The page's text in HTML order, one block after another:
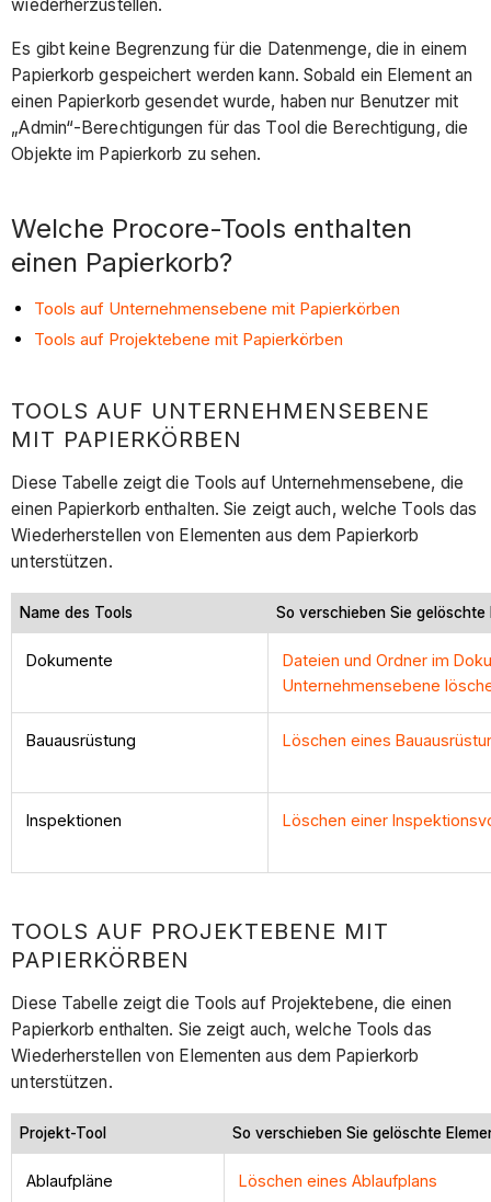
wiederherzustellen.
Es gibt keine Begrenzung für die Datenmenge, die in einem
Papierkorb gespeichert werden kann. Sobald ein Element an
einen Papierkorb gesendet wurde, haben nur Benutzer mit
„Admin“-Berechtigungen für das Tool die Berechtigung, die
Objekte im Papierkorb zu sehen.
Welche Procore-Tools enthalten
einen Papierkorb?
Tools auf Unternehmensebene mit Papierkörben
Tools auf Projektebene mit Papierkörben
TOOLS AUF UNTERNEHMENSEBENE
MIT PAPIERKÖRBEN
Diese Tabelle zeigt die Tools auf Unternehmensebene, die
einen Papierkorb enthalten. Sie zeigt auch, welche Tools das
Wiederherstellen von Elementen aus dem Papierkorb
unterstützen.
Name des Tools So verschieben Sie
Dokumente
Dateien und Ordner im
Unternehmensebene
Bauausrüstung Löschen eines
Inspektionen Löschen einer
TOOLS AUF PROJEKTEBENE MIT
PAPIERKÖRBEN
Diese Tabelle zeigt die Tools auf Projektebene, die einen
Papierkorb enthalten. Sie zeigt auch, welche Tools das
Wiederherstellen von Elementen aus dem Papierkorb
unterstützen.
Projekt-Tool So verschieben Sie gelöschte
Ablaufpläne Löschen eines Ablaufplans